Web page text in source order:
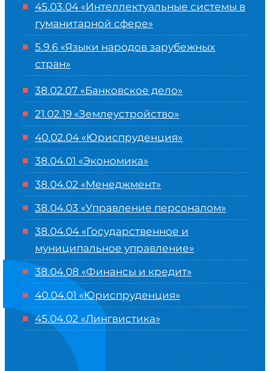
45.03.04 «Интеллектуальные системы в
гуманитарной сфере»
5.9.6 «Языки народов зарубежных
стран»
38.02.07 «Банковское дело»
21.02.19 «Землеустройство»
40.02.04 «Юриспруденция»
38.04.01 «Экономика»
38.04.02 «Менеджмент»
38.04.03 «Управление персоналом»
38.04.04 «Государственное и
муниципальное управление»
38.04.08 «Финансы и кредит»
40.04.01 «Юриспруденция»
45.04.02 «Лингвистика»